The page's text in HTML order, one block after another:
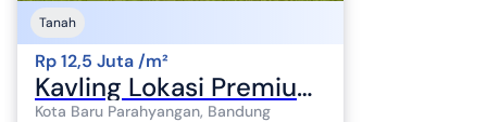
Tanah
Rp 12,5 Juta /m²
Kavling Lokasi Premium View Danau di Btd 3 Kota Baru Parahyangan
Kota Baru Parahyangan, Bandung